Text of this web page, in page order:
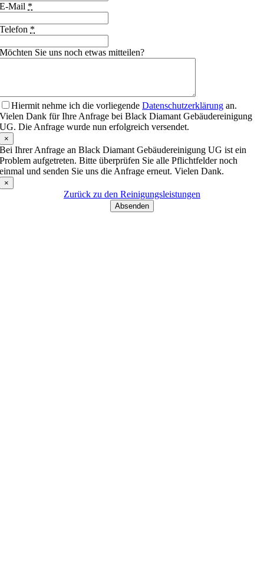
E-Mail *
Telefon *
Möchten Sie uns noch etwas mitteilen?
Hiermit nehme ich die vorliegendeDatenschutzerklärung an.
Vielen Dank für Ihre Anfrage bei Black Diamant Gebäudereinigung
UG. Die Anfrage wurde nun erfolgreich versendet.
×
Bei Ihrer Anfrage an Black Diamant Gebäudereinigung UG ist ein
Problem aufgetreten. Bitte überprüfen Sie alle Pflichtfelder noch
einmal und senden Sie uns die Anfrage erneut. Vielen Dank.
×
Zurück zu den Reinigungsleistungen
Absenden